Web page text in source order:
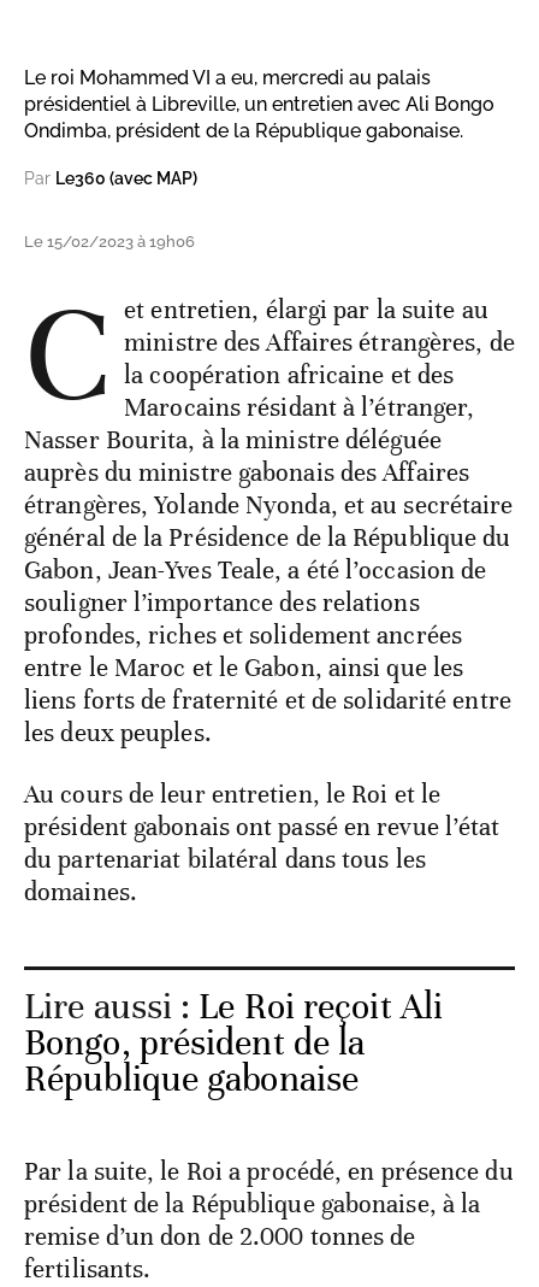
Le roi Mohammed VI a eu, mercredi au palais
présidentiel à Libreville, un entretien avec Ali Bongo
Ondimba, président de la République gabonaise.
Par Le360 (avec MAP)
Le 15/02/2023 à 19h06
C et entretien, élargi par la suite au
ministre des Affaires étrangères, de
la coopération africaine et des
Marocains résidant à l’étranger,
Nasser Bourita, à la ministre déléguée
auprès du ministre gabonais des Affaires
étrangères, Yolande Nyonda, et au secrétaire
général de la Présidence de la République du
Gabon, Jean-Yves Teale, a été l’occasion de
souligner l’importance des relations
profondes, riches et solidement ancrées
entre le Maroc et le Gabon, ainsi que les
liens forts de fraternité et de solidarité entre
les deux peuples.
Au cours de leur entretien, le Roi et le
président gabonais ont passé en revue l’état
du partenariat bilatéral dans tous les
domaines.
Lire aussi : Le Roi reçoit Ali
Bongo, président de la
République gabonaise
Par la suite, le Roi a procédé, en présence du
président de la République gabonaise, à la
remise d’un don de 2.000 tonnes de
fertilisants.